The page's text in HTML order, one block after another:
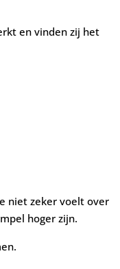
en vinden zij het
niet zeker voelt over
hoger zijn.